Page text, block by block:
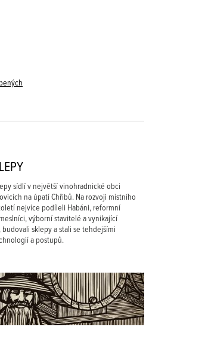
sídlí v největší vinohradnické obci
na úpatí Chřibů. Na rozvoji místního
nejvíce podíleli Habáni, reformní
výborní stavitelé a vynikající
sklepy a stali se tehdejšími
a postupů.